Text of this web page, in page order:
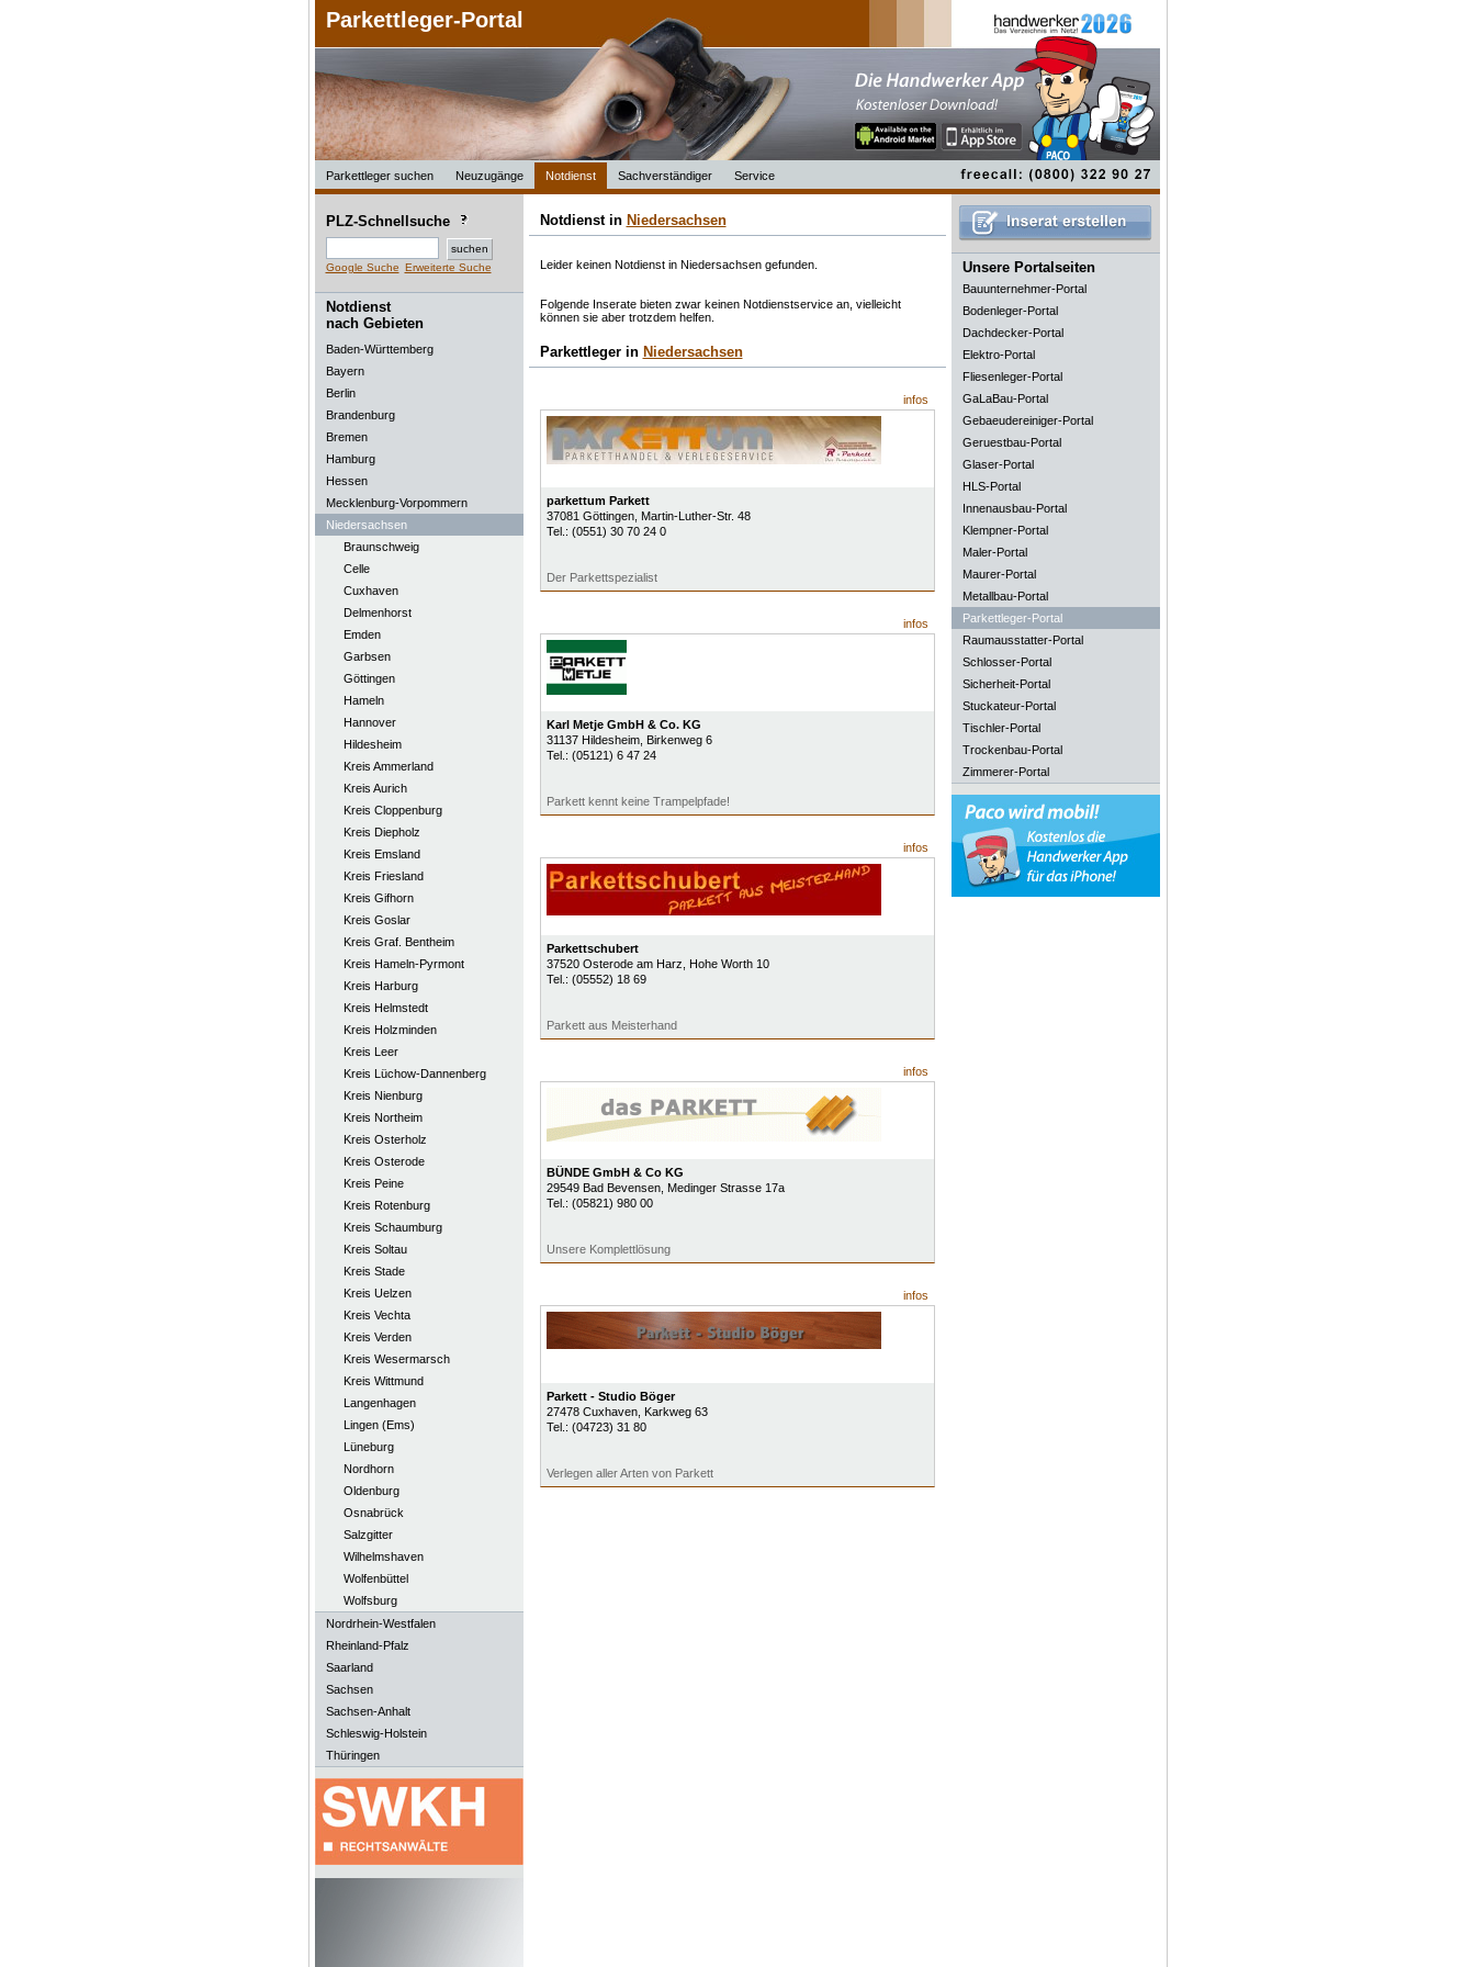
Parkettleger-Portal
Parkettleger suchen Neuzugänge Notdienst Sachverständiger Service
PLZ-Schnellsuche
Google Suche Erweiterte Suche
Notdienst
nach Gebieten
Baden-Württemberg
Bayern
Berlin
Brandenburg
Bremen
Hamburg
Hessen
Mecklenburg-Vorpommern
Niedersachsen
Braunschweig
Celle
Cuxhaven
Delmenhorst
Emden
Garbsen
Göttingen
Hameln
Hannover
Hildesheim
Kreis Ammerland
Kreis Aurich
Kreis Cloppenburg
Kreis Diepholz
Kreis Emsland
Kreis Friesland
Kreis Gifhorn
Kreis Goslar
Kreis Graf. Bentheim
Kreis Hameln-Pyrmont
Kreis Harburg
Kreis Helmstedt
Kreis Holzminden
Kreis Leer
Kreis Lüchow-Dannenberg
Kreis Nienburg
Kreis Northeim
Kreis Osterholz
Kreis Osterode
Kreis Peine
Kreis Rotenburg
Kreis Schaumburg
Kreis Soltau
Kreis Stade
Kreis Uelzen
Kreis Vechta
Kreis Verden
Kreis Wesermarsch
Kreis Wittmund
Langenhagen
Lingen (Ems)
Lüneburg
Nordhorn
Oldenburg
Osnabrück
Salzgitter
Wilhelmshaven
Wolfenbüttel
Wolfsburg
Nordrhein-Westfalen
Rheinland-Pfalz
Saarland
Sachsen
Sachsen-Anhalt
Schleswig-Holstein
Thüringen
Notdienst in Niedersachsen
Leider keinen Notdienst in Niedersachsen gefunden.
Folgende Inserate bieten zwar keinen Notdienstservice an, vielleicht
können sie aber trotzdem helfen.
Parkettleger in Niedersachsen
infos
parkettum Parkett
37081 Göttingen, Martin-Luther-Str. 48
Tel.: (0551) 30 70 24 0
Der Parkettspezialist
infos
Karl Metje GmbH & Co. KG
31137 Hildesheim, Birkenweg 6
Tel.: (05121) 6 47 24
Parkett kennt keine Trampelpfade!
infos
Parkettschubert
37520 Osterode am Harz , Hohe Worth 10
Tel.: (05552) 18 69
Parkett aus Meisterhand
infos
BÜNDE GmbH & Co KG
29549 Bad Bevensen, Medinger Strasse 17a
Tel.: (05821) 980 00
Unsere Komplettlösung
infos
Parkett - Studio Böger
27478 Cuxhaven, Karkweg 63
Tel.: (04723) 31 80
Verlegen aller Arten von Parkett
Unsere Portalseiten
Bauunternehmer-Portal
Bodenleger-Portal
Dachdecker-Portal
Elektro-Portal
Fliesenleger-Portal
GaLaBau-Portal
Gebaeudereiniger-Portal
Geruestbau-Portal
Glaser-Portal
HLS-Portal
Innenausbau-Portal
Klempner-Portal
Maler-Portal
Maurer-Portal
Metallbau-Portal
Parkettleger-Portal
Raumausstatter-Portal
Schlosser-Portal
Sicherheit-Portal
Stuckateur-Portal
Tischler-Portal
Trockenbau-Portal
Zimmerer-Portal